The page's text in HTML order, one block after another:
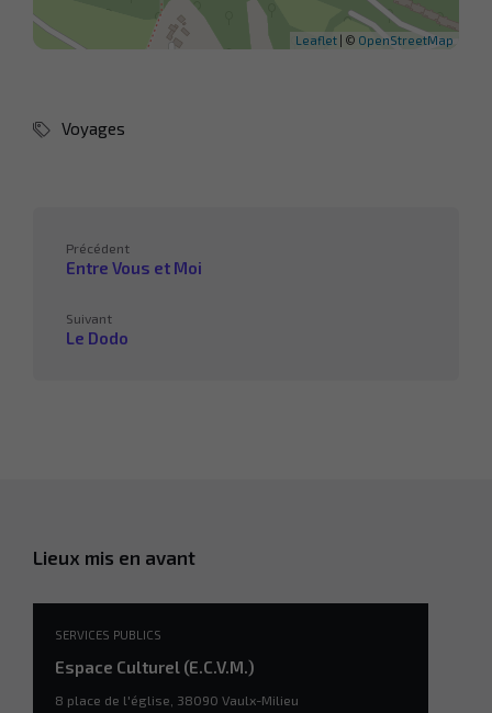
Leaflet | © OpenStreetMap
Voyages
Précédent
Entre Vous et Moi
Suivant
Le Dodo
Lieux mis en avant
SERVICES PUBLICS
Espace Culturel (E.C.V.M.)
8 place de l'église, 38090 Vaulx-Milieu